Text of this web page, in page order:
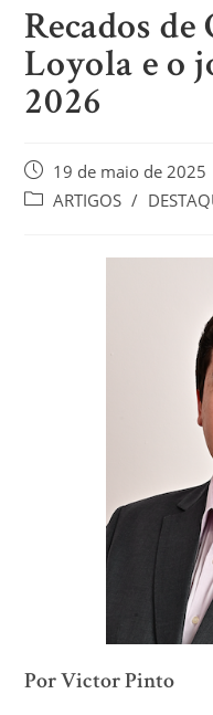
Recados
Loyola e o
2026
19 de maio de 2025
ARTIGOS /
Por Victor Pinto